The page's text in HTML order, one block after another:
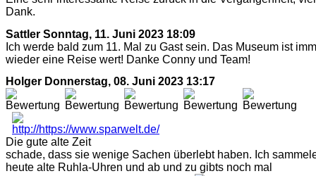
Dank.
Sattler Sonntag, 11. Juni 2023 18:09
Ich werde bald zum 11. Mal zu Gast sein. Das Museum ist
wieder eine Reise wert! Danke Conny und Team!
Holger Donnerstag, 08. Juni 2023 13:17
Die gute alte Zeit
schade, dass sie wenige Sachen überlebt haben. Ich
heute alte Ruhla-Uhren und ab und zu gibts noch mal